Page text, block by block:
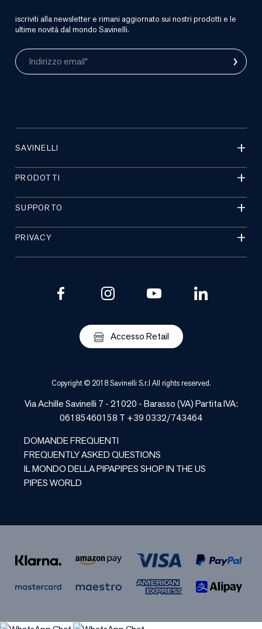
iscriviti alla newsletter e rimani aggiornato sui nostri prodotti e le
ultime novità dal mondo Savinelli.
Indirizzo email* ›
SAVINELLI
PRODOTTI
SUPPORTO
PRIVACY
Accesso Retail
Copyright © 2018 Savinelli S.r.l All rights reserved.
Via Achille Savinelli 7 - 21020 -Barasso(VA) Partita IVA:
06185460158 T +39 0332/743464
DOMANDE FREQUENTI
FREQUENTLY ASKED QUESTIONS
IL MONDO DELLA PIPAPIPES SHOP IN THE US
PIPES WORLD